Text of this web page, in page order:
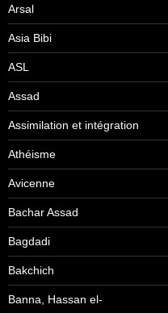
Arsal
Asia Bibi
ASL
Assad
Assimilation et intégration
Athéisme
Avicenne
Bachar Assad
Bagdadi
Bakchich
Banna, Hassan el-